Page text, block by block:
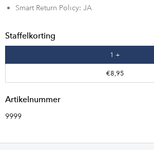
Smart Return Policy: JA
Staffelkorting
1 +
€8,95
Artikelnummer
9999